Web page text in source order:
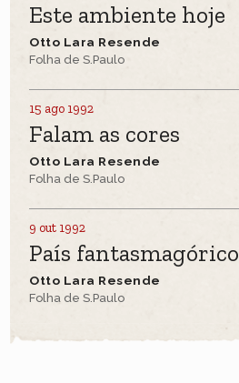
Este ambiente hoje
Otto Lara Resende
Folha de S.Paulo
15 ago 1992
Falam as cores
Otto Lara Resende
Folha de S.Paulo
9 out 1992
País fantasmagórico
Otto Lara Resende
Folha de S.Paulo